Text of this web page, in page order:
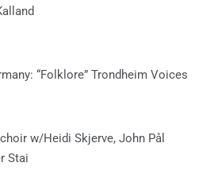
“Folklore” Trondheim Voices
w/Heidi Skjerve, John Pål
Stai